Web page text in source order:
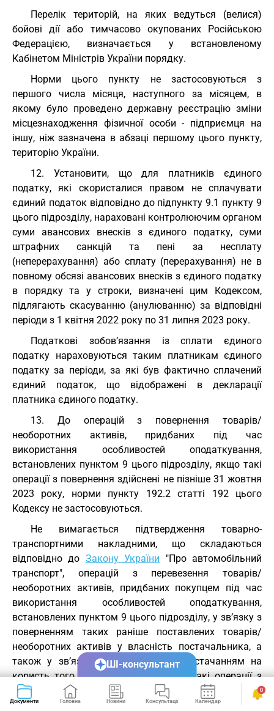
Перелік територій, на яких ведуться (велися)
бойові дії або тимчасово окупованих Російською
Федерацією, визначається у встановленому
Кабінетом Міністрів України порядку.
Норми цього пункту не застосовуються з
першого числа місяця, наступного за місяцем, в
якому було проведено державну реєстрацію зміни
місцезнаходження фізичної особи - підприємця на
іншу, ніж зазначена в абзаці першому цього пункту,
територію України.
12. Установити, що для платників єдиного
податку, які скористалися правом не сплачувати
єдиний податок відповідно до підпункту 9.1 пункту 9
цього підрозділу, нараховані контролюючим органом
суми авансових внесків з єдиного податку, суми
штрафних санкцій та пені за несплату
(неперерахування) або сплату (перерахування) не в
повному обсязі авансових внесків з єдиного податку
в порядку та у строки, визначені цим Кодексом,
підлягають скасуванню (анулюванню) за відповідні
періоди з 1 квітня 2022 року по 31 липня 2023 року.
Податкові зобов’язання із сплати єдиного
податку нараховуються таким платникам єдиного
податку за періоди, за які був фактично сплачений
єдиний податок, що відображені в декларації
платника єдиного податку.
13. До операцій з повернення товарів/
необоротних активів, придбаних під час
використання особливостей оподаткування,
встановлених пунктом 9 цього підрозділу, якщо такі
операції з повернення здійснені не пізніше 31 жовтня
2023 року, норми пункту 192.2 статті 192 цього
Кодексу не застосовуються.
Не вимагається підтвердження товарно-
транспортними накладними, що складаються
відповідно до Закону України "Про автомобільний
транспорт", операцій з перевезення товарів/
необоротних активів, придбаних покупцем під час
використання особливостей оподаткування,
встановлених пунктом 9 цього підрозділу, у зв’язку з
поверненням таких раніше поставлених товарів/
необоротних активів у власність постачальника, а
також у зв’язку з подальшим їх постачанням на
користь того самого покупця, якщо такі операції з
перевезення здійснені у період з 1 серпня 2023 по 31
жовтня 2023 року включно";
Документи Головна Новини Консультації Календар Сервіси
0
ШІ-консультант